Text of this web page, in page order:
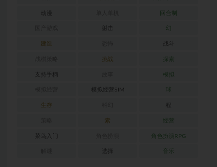
动漫 回合制
射击 幻
建造 战斗
挑战 探索
支持手柄 模拟
模拟经营SIM 球
生存 程
索 经营
菜鸟入门 角色扮演RPG
选择 音乐